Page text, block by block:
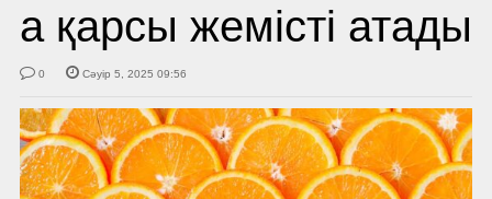
а қарсы жемісті атады
0 Сәуір 5, 2025 09:56